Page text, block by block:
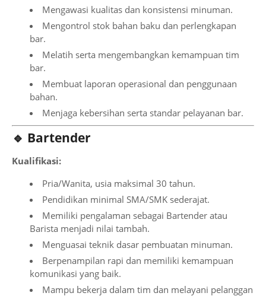
Mengawasi kualitas dan konsistensi minuman.
Mengontrol stok bahan baku dan perlengkapan
bar.
Melatih serta mengembangkan kemampuan tim
bar.
Membuat laporan operasional dan penggunaan
bahan.
Menjaga kebersihan serta standar pelayanan bar.
🔹 Bartender
Kualifikasi:
Pria/Wanita, usia maksimal 30 tahun.
Pendidikan minimal SMA/SMK sederajat.
Memiliki pengalaman sebagai Bartender atau
Barista menjadi nilai tambah.
Menguasai teknik dasar pembuatan minuman.
Berpenampilan rapi dan memiliki kemampuan
komunikasi yang baik.
Mampu bekerja dalam tim dan melayani pelanggan